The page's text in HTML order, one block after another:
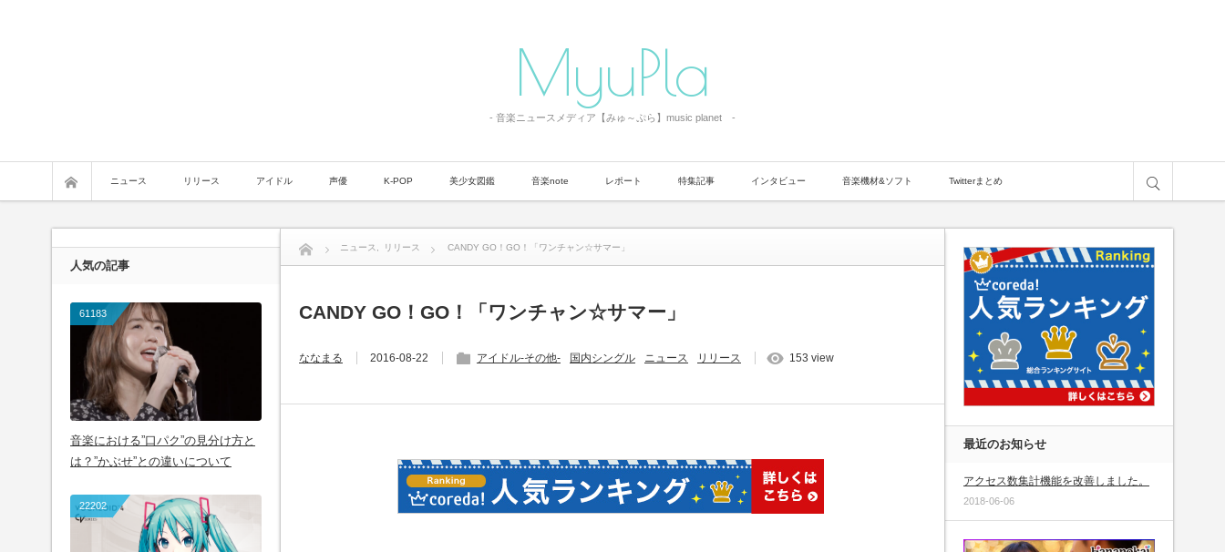
MyuPla
- 音楽ニュースメディア【みゅ～ぷら】music planet -
ニュース リリース アイドル 声優 K-POP 美少女図鑑 音楽note レポート 特集記事 インタビュー 音楽機材&ソフト Twitterまとめ
ニュース リリース CANDY GO！GO！「ワンチャン☆サマー」
CANDY GO！GO！「ワンチャン☆サマー」
ななまる 2016-08-22 アイドル-その他- 国内シングル ニュース リリース 153 view
人気の記事
61183
音楽における”口パク”の見分け方と
は？”かぶせ”との違いについて
22202
最近のお知らせ
アクセス数集計機能を改善しました。
2018-06-06